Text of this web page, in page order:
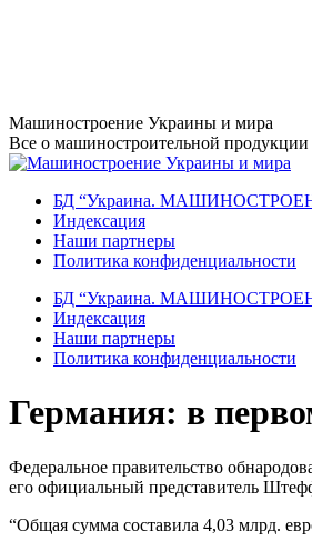
Перейти
к
содержанию
Машиностроение Украины и мира
Все о машиностроительной продукции
БД “Украина.
Индекcация
Наши партнеры
Политика конфиденциальности
БД “Украина.
Индекcация
Наши партнеры
Политика конфиденциальности
Германия: в
Федеральное правительство
его официальный представитель
“Общая сумма составила 4,03 млрд.